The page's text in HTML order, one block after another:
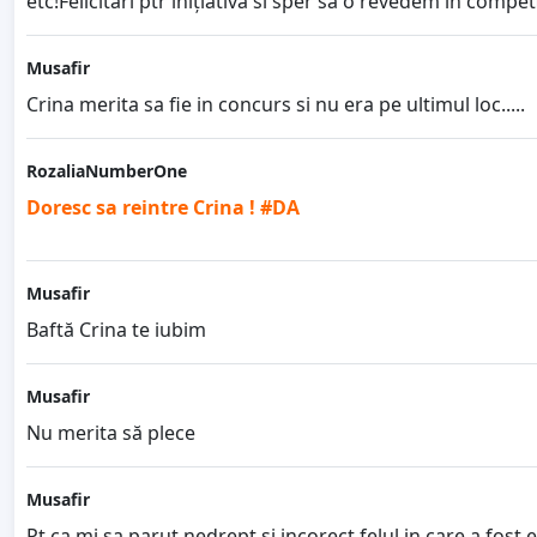
Musafir
Crina merita sa fie in concurs si nu era pe ultimul loc.....
RozaliaNumberOne
Doresc sa reintre Crina ! #DA
Musafir
Baftă Crina te iubim
Musafir
Nu merita să plece
Musafir